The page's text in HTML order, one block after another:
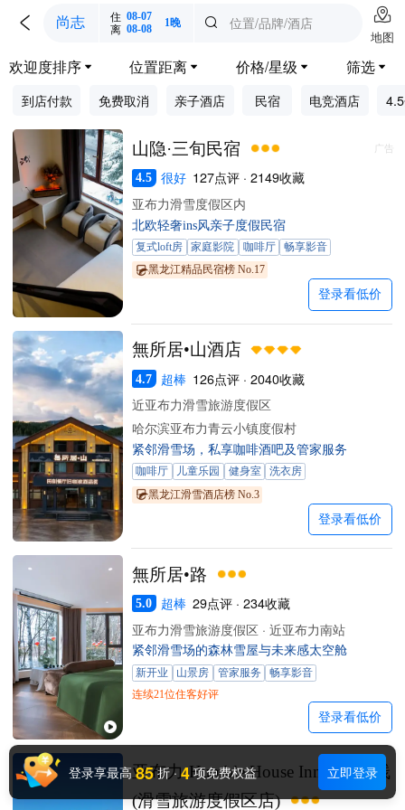
 尚志 住 08-07
离 08-08 1晚  位置/品牌/酒店 
地图
欢迎度排序 位置距离  价格/星级  筛选 
到店付款 免费取消 亲子酒店 民宿 电竞酒店
山隐·三旬民宿 广告
4.5 很好 127点评 · 2149收藏
亚布力滑雪度假区内
北欧轻奢ins风亲子度假民宿
复式loft房 家庭影院 咖啡厅
畅享影音
黑龙江精品民宿榜 No.17
登录看低价
無所居•山酒店
4.7 超棒 126点评 · 2040收藏
近亚布力滑雪旅游度假区
哈尔滨亚布力青云小镇度假村
紧邻滑雪场，私享咖啡酒吧及管家服务
咖啡厅 儿童乐园 健身室
洗衣房
黑龙江滑雪酒店榜 No.3
登录看低价
無所居•路
5.0 超棒 29点评 · 234收藏
亚布力滑雪旅游度假区 · 近亚布力南站
紧邻滑雪场的森林雪屋与未来感太空舱
新开业 山景房 管家服务
畅享影音
连续21位住客好评
登录看低价
亚布力·Humble House Inn精品客栈
(滑雪旅游度假区店)
登录享最高 85 折 · 4 项免费权益 立即登录